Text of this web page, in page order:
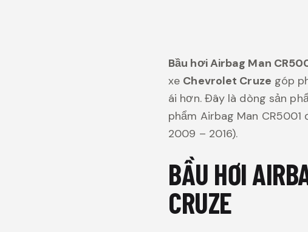
Bầu hơi Airbag Man
xe Chevrolet Cruze góp
ái hơn. Đây là dòng sản
phẩm Airbag Man
2009 – 2016).
BẦU HƠI
CRUZE